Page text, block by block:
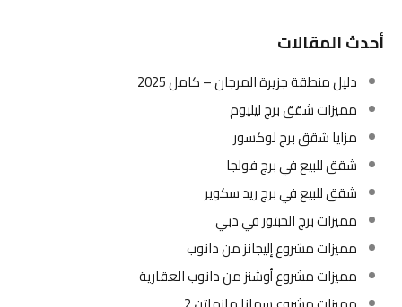
أحدث المقالات
دليل منطقة جزيرة المرجان – كامل 2025
مميزات شقق برج ليليوم
مزايا شقق برج لوكسور
شقق للبيع في برج فولجا
شقق للبيع في برج ريد سكوير
مميزات برج الحبتور في دبي
مميزات مشروع إليجانز من دانوب
مميزات مشروع أوشنز من دانوب العقارية